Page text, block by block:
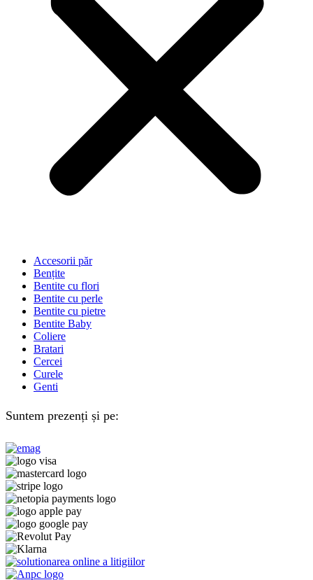
Accesorii păr
Bențite
Bentite cu flori
Bentite cu perle
Bentite cu pietre
Bentite Baby
Coliere
Bratari
Cercei
Curele
Genti
Suntem prezenți și pe: